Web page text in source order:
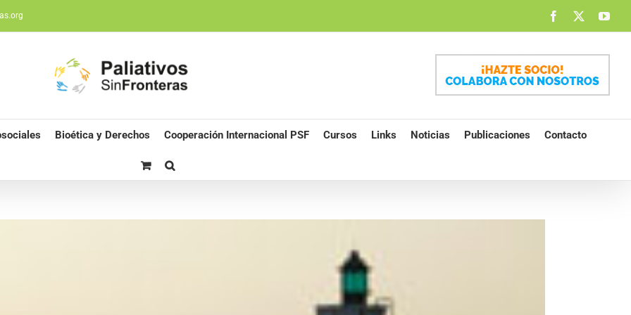
Facebook
Bioética y Derechos Cooperación Internacional PSF Cursos Links Noticias Publicaciones Contacto